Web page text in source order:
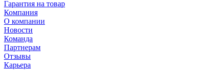
Гарантия на товар
Компания
О компании
Новости
Команда
Партнерам
Отзывы
Карьера